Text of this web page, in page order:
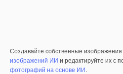
Создавайте собственные
изображений ИИ и редактируйте их с
фотографий на основе ИИ.